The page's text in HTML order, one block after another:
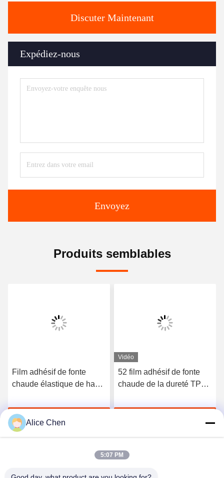
Discuter Maintenant
Expédiez-nous
Envoyez
Produits semblables
Film adhésif de fonte
chaude élastique de haute
3412
Discuter Maintenant
Vidéo
52 film adhésif de fonte
chaude de la dureté TPU
vêtements sans couture
Alice Chen
5:07 PM